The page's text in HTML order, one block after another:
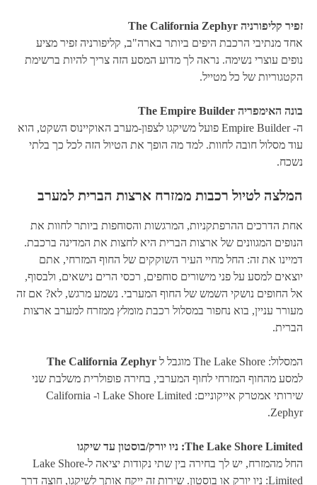
זפיר קליפורניה The California Zephyr
אחד מנתיבי הרכבת היפים ביותר בארה"ב, קליפורניה זפיר מציע
נופים עוצרי נשימה. נראה לך מדוע המסע הזה צריך להיות ברשימת
הקטגוריות של כל מטייל.
בונה האימפריה The Empire Builder
ה- Empire Builder פועל משיקגו לצפון-מערב האוקיינוס השקט, הוא
עוד מסלול חובה לחוות. למד מה הופך את הטיול הזה לכל כך בלתי
נשכח.
המלצה לטיול רכבות ממזרח ארצות הברית למערב
אחת הדרכים ההרפתקניות, המרגשות והסוחפות ביותר לחוות את
הנופים המגוונים של ארצות הברית היא לחצות את המדינה ברכבת.
דמיינו את זה: החל מחיי העיר השוקקים של החוף המזרחי, אתם
יוצאים למסע על פני מישורים סוחפים, רכסי הרים נישאים, ולבסוף,
אל החופים נושקי השמש של החוף המערבי. נשמע מרגש, לא? אם זה
מעורר עניין, בוא נחפור במסלול רכבת מומלץ ממזרח למערב ארצות
הברית.
המסלול: The Lake Shore מוגבל ל
The California Zephyr
למסע מהחוף המזרחי לחוף המערבי, בחירה פופולרית משלבת שני
שירותי אמטרק אייקוניים: Lake Shore Limited ו- California
Zephyr.
The Lake Shore Limited: ניו יורק/בוסטון עד שיקגו
החל מהמזרח, יש לך בחירה בין שתי נקודות יציאה ל-Lake Shore
Limited: ניו יורק או בוסטון. שירות זה ייקח אותך לשיקגו, חוצה דרך